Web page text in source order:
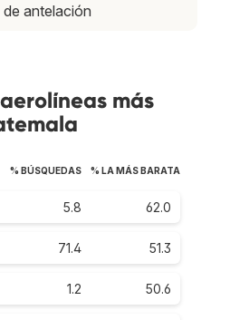
antelación
más
% BÚSQUEDAS % LA MÁS BARATA
5.8 62.0
71.4 51.3
1.2 50.6